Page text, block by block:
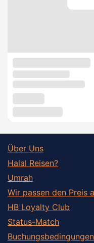
Über Uns
Halal Reisen?
Umrah
Wir passen den Preis
HB Loyalty Club
Status-Match
Buchungsbedingungen